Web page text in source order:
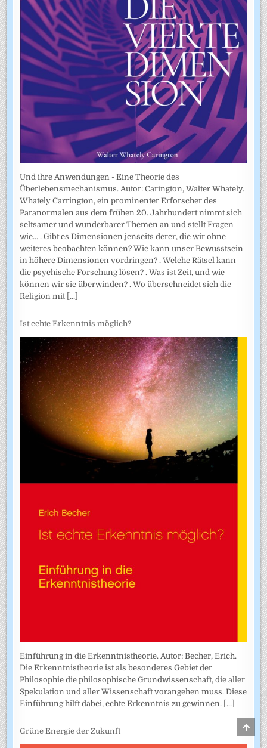
Und ihre Anwendungen - Eine Theorie des
Überlebensmechanismus. Autor: Carington, Walter Whately.
Whately Carrington, ein prominenter Erforscher des
Paranormalen aus dem frühen 20. Jahrhundert nimmt sich
seltsamer und wunderbarer Themen an und stellt Fragen
wie... . Gibt es Dimensionen jenseits derer, die wir ohne
weiteres beobachten können? Wie kann unser Bewusstsein
in höhere Dimensionen vordringen? . Welche Rätsel kann
die psychische Forschung lösen? . Was ist Zeit, und wie
können wir sie überwinden? . Wo überschneidet sich die
Religion mit [...]
Ist echte Erkenntnis möglich?
Einführung in die Erkenntnistheorie. Autor: Becher, Erich.
Die Erkenntnistheorie ist als besonderes Gebiet der
Philosophie die philosophische Grundwissenschaft, die aller
Spekulation und aller Wissenschaft vorangehen muss. Diese
Einführung hilft dabei, echte Erkenntnis zu gewinnen. [...]
Grüne Energie der Zukunft TO
TOP